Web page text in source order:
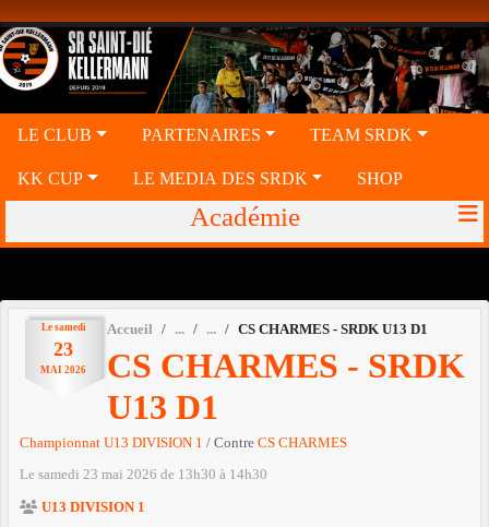
LE CLUB PARTENAIRES TEAM SRDK
KK CUP LE MEDIA DES SRDK SHOP
Académie
Le samedi
23
MAI 2026
Accueil CS CHARMES - SRDK U13 D1
CS CHARMES - SRDK
U13 D1
Championnat U13 DIVISION 1 / Contre CS CHARMES
Le samedi 23 mai 2026 de 13h30 à 14h30
U13 DIVISION 1